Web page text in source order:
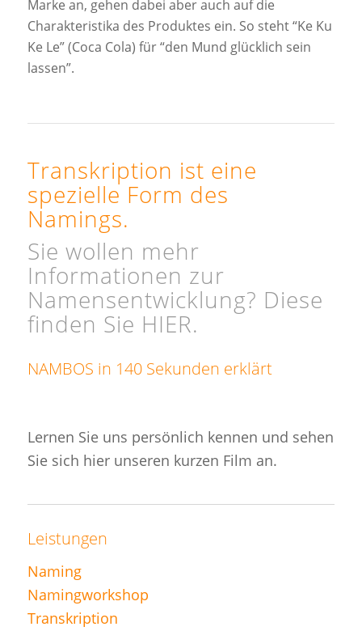
Marke an, gehen dabei aber auch auf die
Charakteristika des Produktes ein. So steht “Ke Ku
Ke Le” (Coca Cola) für “den Mund glücklich sein
lassen”.
Transkription ist eine
spezielle Form des
Namings.
Sie wollen mehr
Informationen zur
Namensentwicklung? Diese
finden Sie HIER.
NAMBOS in 140 Sekunden erklärt
Lernen Sie uns persönlich kennen und sehen
Sie sich hier unseren kurzen Film an.
Leistungen
Naming
Namingworkshop
Transkription